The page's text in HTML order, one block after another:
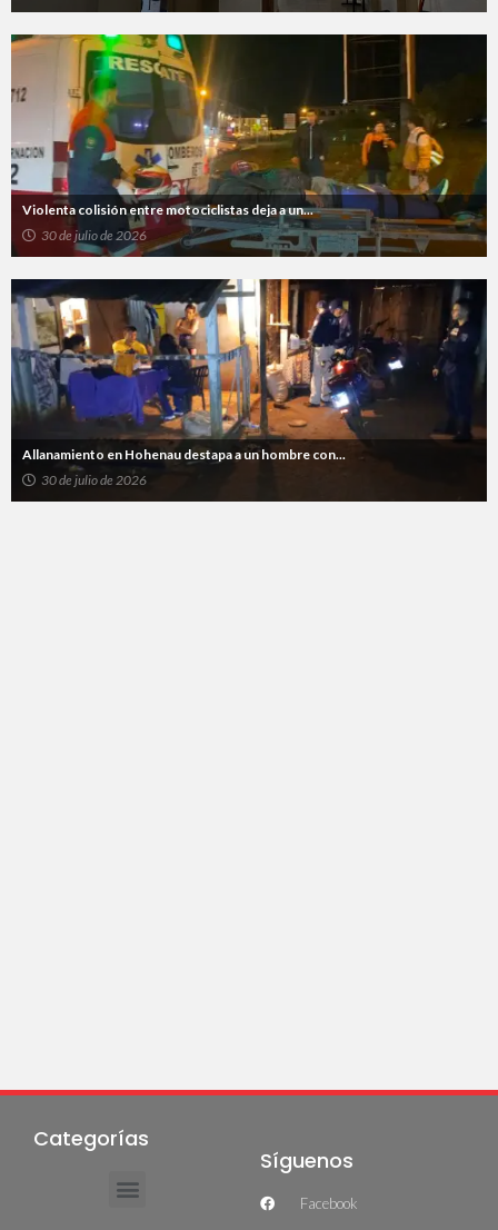
Violenta colisión entre motociclistas deja a un...
30 de julio de 2026
Allanamiento en Hohenau destapa a un hombre con...
30 de julio de 2026
Categorías
Síguenos
Facebook